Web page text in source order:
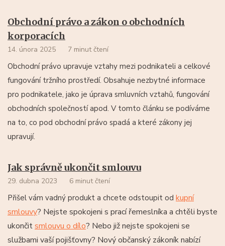
Obchodní právo a zákon o obchodních
korporacích
14. února 2025 7 minut čtení
Obchodní právo upravuje vztahy mezi podnikateli a celkové
fungování tržního prostředí. Obsahuje nezbytné informace
pro podnikatele, jako je úprava smluvních vztahů, fungování
obchodních společností apod. V tomto článku se podíváme
na to, co pod obchodní právo spadá a které zákony jej
upravují.
Jak správně ukončit smlouvu
29. dubna 2023 6 minut čtení
Přišel vám vadný produkt a chcete odstoupit od kupní
smlouvy? Nejste spokojeni s prací řemeslníka a chtěli byste
ukončitsmlouvu o dílo? Nebo již nejste spokojeni se
službami vaší pojišťovny? Nový občanský zákoník nabízí